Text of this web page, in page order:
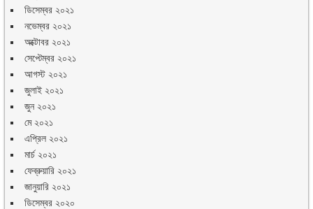
ডিসেম্বর ২০২১
নভেম্বর ২০২১
অক্টোবর ২০২১
সেপ্টেম্বর ২০২১
আগস্ট ২০২১
জুলাই ২০২১
জুন ২০২১
মে ২০২১
এপ্রিল ২০২১
মার্চ ২০২১
ফেব্রুয়ারি ২০২১
জানুয়ারি ২০২১
ডিসেম্বর ২০২০